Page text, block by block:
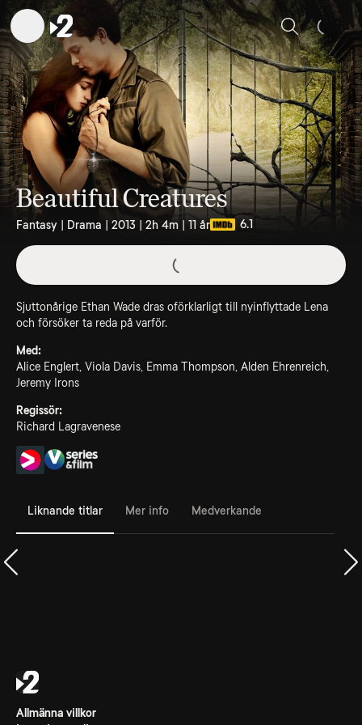
Sök
Beautiful Creatures
Fantasy | Drama | 2013 | 2h 4m | 11 år 6.1
Sjuttonårige Ethan Wade dras oförklarligt till nyinflyttade Lena
och försöker ta reda på varför.
Med:
Alice Englert, Viola Davis, Emma Thompson, Alden Ehrenreich,
Jeremy Irons
Regissör:
Richard Lagravenese
Liknande titlar Mer info Medverkande
Allmänna villkor